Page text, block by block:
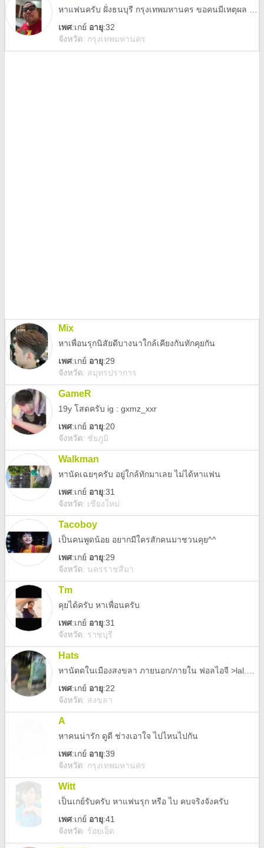
เพศ:เกย์ อายุ:32
จังหวัด: กรุงเทพมหานคร
Mix
หาเพื่อนรุกนิสัยดีบางนาใกล้เคียงกันทักคุยกัน
เพศ:เกย์ อายุ:29
จังหวัด: สมุทรปราการ
GameR
19y โสดครับ ig : gxmz_xxr
เพศ:เกย์ อายุ:20
จังหวัด: ชัยภูมิ
Walkman
หานัดเฉยๆครับ อยู่ใกล้ทักมาเลย ไม่ได้หาแฟน
เพศ:เกย์ อายุ:31
จังหวัด: เชียงใหม่
Tacoboy
เป็นคนพูดน้อย อยากมีใครสักคนมาชวนคุย^^
เพศ:เกย์ อายุ:29
จังหวัด: นครราชสีมา
Tm
คุยได้ครับ หาเพื่อนครับ
เพศ:เกย์ อายุ:31
จังหวัด: ราชบุรี
Hats
เพศ:เกย์ อายุ:22
จังหวัด: สงขลา
A
หาคนน่ารัก ดูดี ช่างเอาใจ ไปไหนไปกัน
เพศ:เกย์ อายุ:39
จังหวัด: กรุงเทพมหานคร
Witt
เป็นเกย์รับครับ หาแฟนรุก หรือ ไบ คบจริงจังครับ
เพศ:เกย์ อายุ:41
จังหวัด: ร้อยเอ็ด